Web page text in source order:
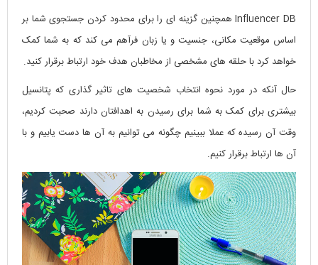
Influencer DB همچنین گزینه ای را برای محدود کردن جستجوی شما بر
اساس موقعیت مکانی، جنسیت و یا زبان فرآهم می کند که به شما کمک
خواهد کرد با حلقه های مشخصی از مخاطبان هدف خود ارتباط برقرار کنید.
حال آنکه در مورد نحوه انتخاب شخصیت های تاثیر گذاری که پتانسیل
بیشتری برای کمک به شما برای رسیدن به اهدافتان دارند صحبت کردیم،
وقت آن رسیده که عملا ببینیم چگونه می توانیم به آن ها دست یابیم و با
آن ها ارتباط برقرار کنیم.